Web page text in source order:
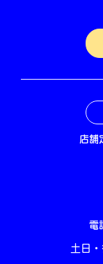
店舗
電
土日